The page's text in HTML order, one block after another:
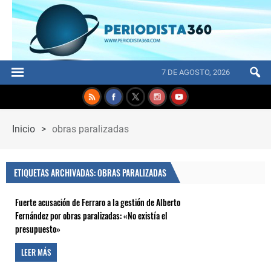
7 DE AGOSTO, 2026
Inicio > obras paralizadas
ETIQUETAS ARCHIVADAS: OBRAS PARALIZADAS
Fuerte acusación de Ferraro a la gestión de Alberto
Fernández por obras paralizadas: «No existía el
presupuesto»
LEER MÁS